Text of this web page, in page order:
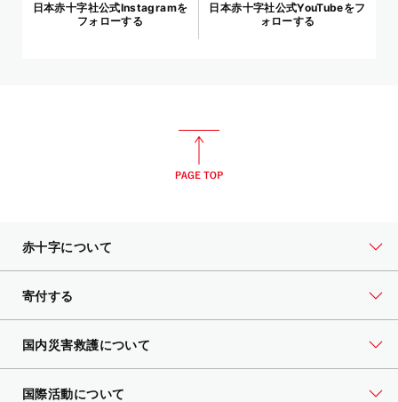
日本赤十字社公式Instagramを
フォローする
日本赤十字社公式YouTubeをフ
ォローする
赤十字について
寄付する
国内災害救護について
国際活動について